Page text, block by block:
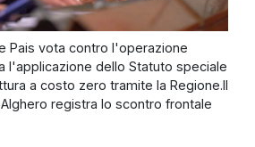
Pais vota contro l'operazione
l'applicazione dello Statuto speciale
a costo zero tramite la Regione.Il
registra lo scontro frontale